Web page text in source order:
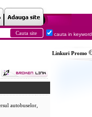
cauta in keyword
autobuselor,
Linkuri Promo